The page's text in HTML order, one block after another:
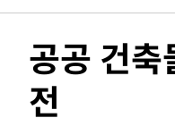
-20516초 전 >[속보]코스
-17980초 전 >"여기 떨어
-15025초 전 >
-7626초 전 >
공공 건
전